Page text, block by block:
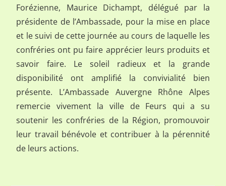
Forézienne, Maurice Dichampt, délégué par la
présidente de l’Ambassade, pour la mise en place
et le suivi de cette journée au cours de laquelle les
confréries ont pu faire apprécier leurs produits et
savoir faire. Le soleil radieux et la grande
disponibilité ont amplifié la convivialité bien
présente. L’Ambassade Auvergne Rhône Alpes
remercie vivement la ville de Feurs qui a su
soutenir les confréries de la Région, promouvoir
leur travail bénévole et contribuer à la pérennité
de leurs actions.